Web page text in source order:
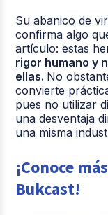
Su abanico de
confirma algo
artículo: estas
rigor humano y
ellas. No
convierte
pues no utilizar
una desventaja
una misma
¡Conoce
Bukcast!